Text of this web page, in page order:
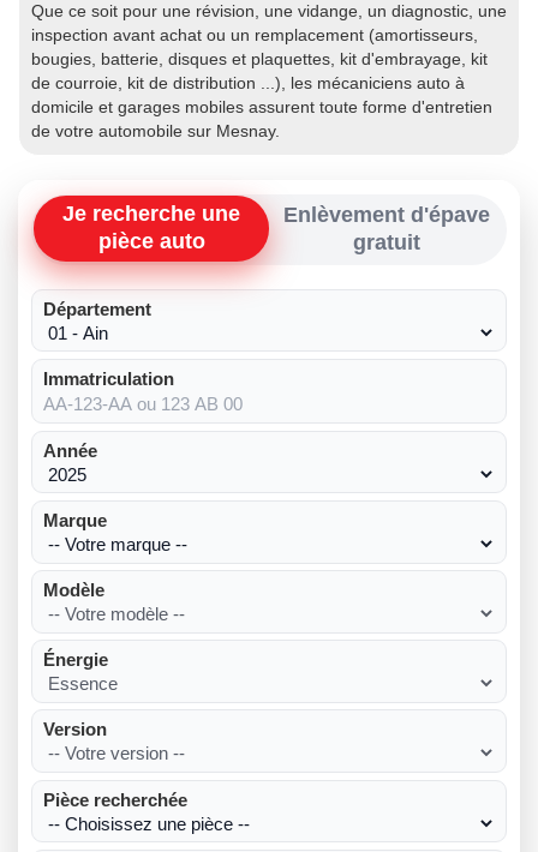
Que ce soit pour une révision, une vidange, un diagnostic, une
inspection avant achat ou un remplacement (amortisseurs,
bougies, batterie, disques et plaquettes, kit d'embrayage, kit
de courroie, kit de distribution ...), les mécaniciens auto à
domicile et garages mobiles assurent toute forme d'entretien
de votre automobile sur Mesnay.
Je recherche une
pièce auto
Enlèvement d'épave
gratuit
Département
Immatriculation
Année
Marque
Modèle
Énergie
Version
Pièce recherchée